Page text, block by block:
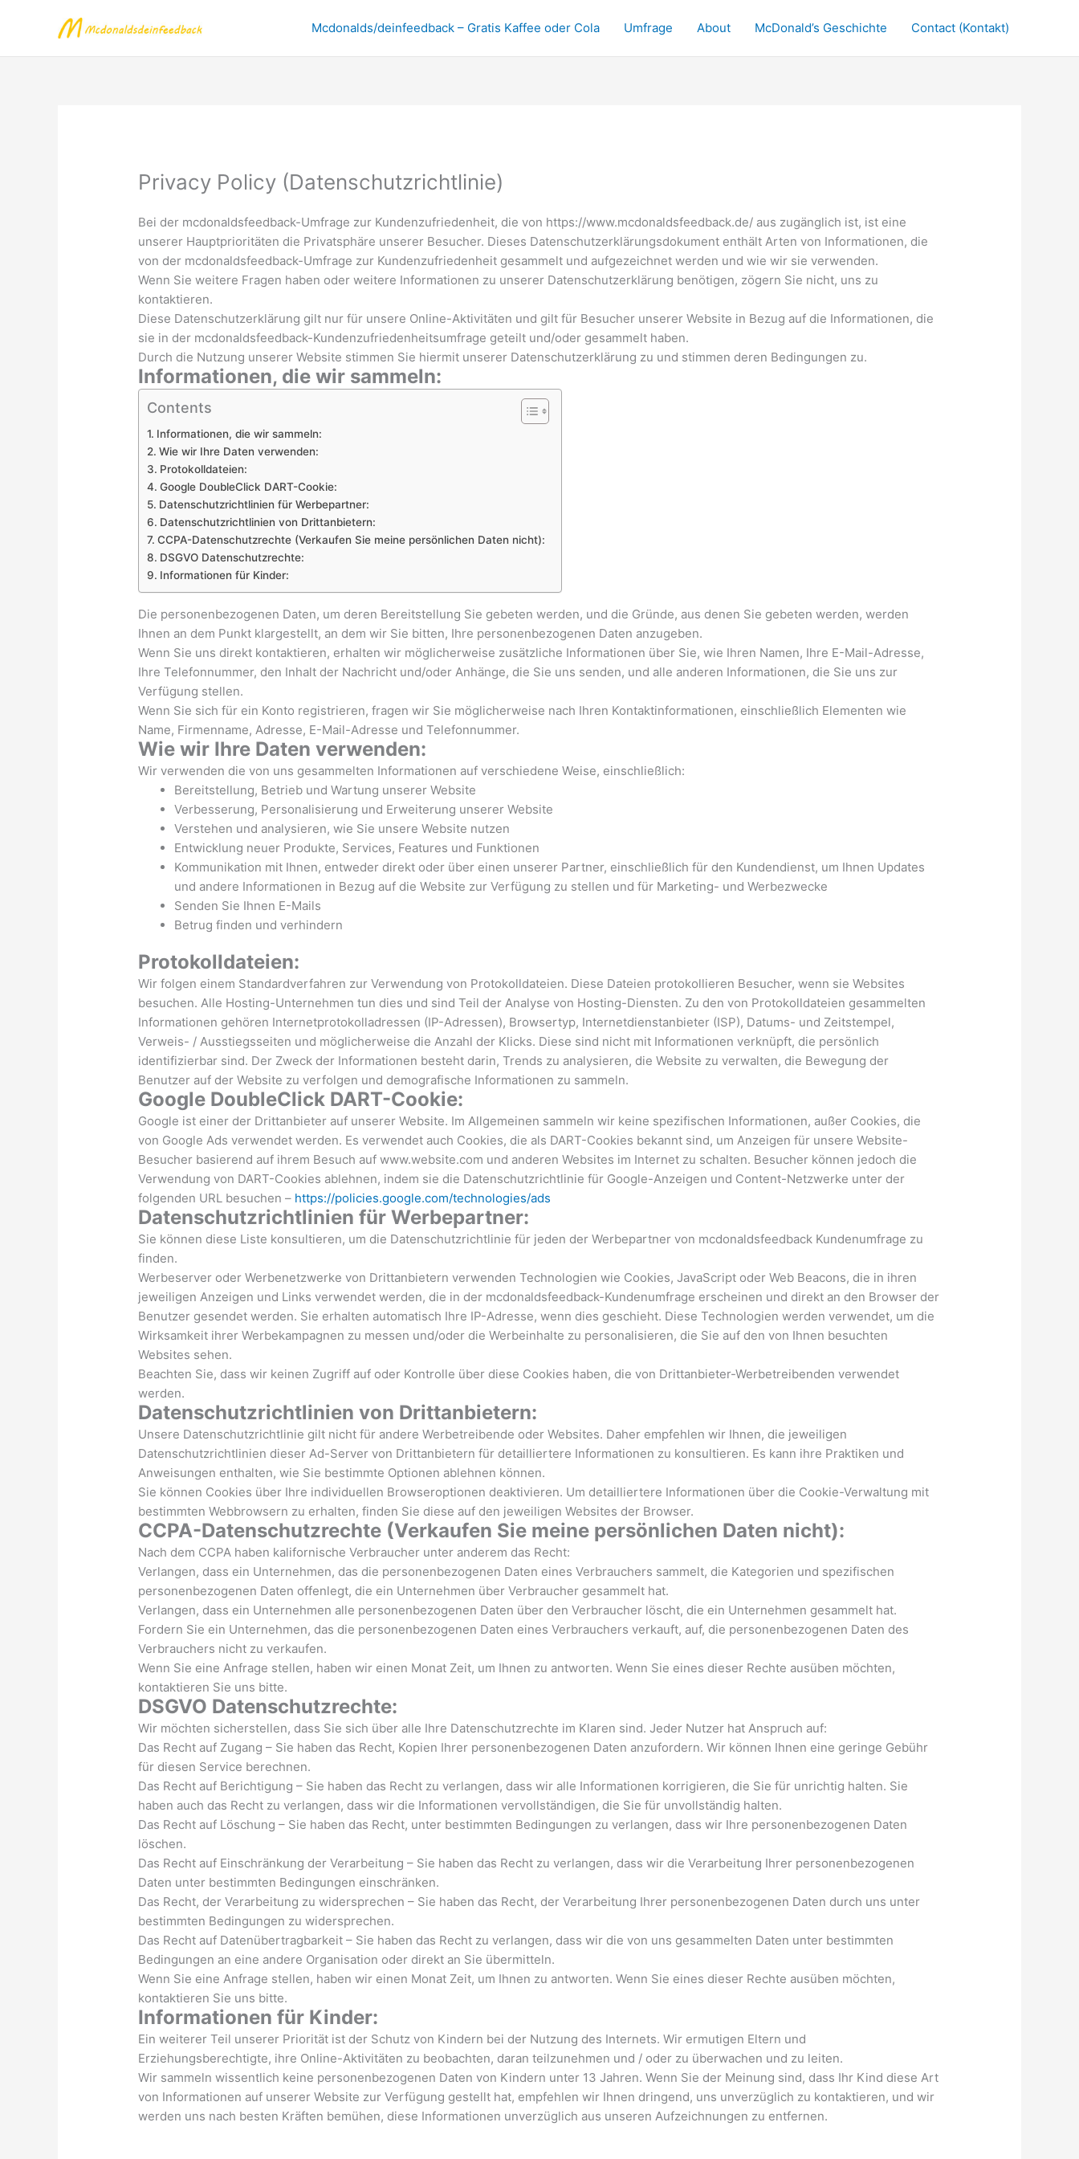
Mcdonalds/deinfeedback – Gratis Kaffee oder Cola Umfrage About McDonald’s Geschichte Contact (Kontakt)
Privacy Policy (Datenschutzrichtlinie)
Bei der mcdonaldsfeedback-Umfrage zur Kundenzufriedenheit, die von https://www.mcdonaldsfeedback.de/ aus zugänglich ist, ist eine
unserer Hauptprioritäten die Privatsphäre unserer Besucher. Dieses Datenschutzerklärungsdokument enthält Arten von Informationen, die
von der mcdonaldsfeedback-Umfrage zur Kundenzufriedenheit gesammelt und aufgezeichnet werden und wie wir sie verwenden.
Wenn Sie weitere Fragen haben oder weitere Informationen zu unserer Datenschutzerklärung benötigen, zögern Sie nicht, uns zu
kontaktieren.
Diese Datenschutzerklärung gilt nur für unsere Online-Aktivitäten und gilt für Besucher unserer Website in Bezug auf die Informationen, die
sie in der mcdonaldsfeedback-Kundenzufriedenheitsumfrage geteilt und/oder gesammelt haben.
Durch die Nutzung unserer Website stimmen Sie hiermit unserer Datenschutzerklärung zu und stimmen deren Bedingungen zu.
Informationen, die wir sammeln:
Contents
Informationen, die wir sammeln:
Wie wir Ihre Daten verwenden:
Protokolldateien:
Google DoubleClick DART-Cookie:
Datenschutzrichtlinien für Werbepartner:
Datenschutzrichtlinien von Drittanbietern:
CCPA-Datenschutzrechte (Verkaufen Sie meine persönlichen Daten nicht):
DSGVO Datenschutzrechte:
Informationen für Kinder:
Die personenbezogenen Daten, um deren Bereitstellung Sie gebeten werden, und die Gründe, aus denen Sie gebeten werden, werden
Ihnen an dem Punkt klargestellt, an dem wir Sie bitten, Ihre personenbezogenen Daten anzugeben.
Wenn Sie uns direkt kontaktieren, erhalten wir möglicherweise zusätzliche Informationen über Sie, wie Ihren Namen, Ihre E-Mail-Adresse,
Ihre Telefonnummer, den Inhalt der Nachricht und/oder Anhänge, die Sie uns senden, und alle anderen Informationen, die Sie uns zur
Verfügung stellen.
Wenn Sie sich für ein Konto registrieren, fragen wir Sie möglicherweise nach Ihren Kontaktinformationen, einschließlich Elementen wie
Name, Firmenname, Adresse, E-Mail-Adresse und Telefonnummer.
Wie wir Ihre Daten verwenden:
Wir verwenden die von uns gesammelten Informationen auf verschiedene Weise, einschließlich:
Bereitstellung, Betrieb und Wartung unserer Website
Verbesserung, Personalisierung und Erweiterung unserer Website
Verstehen und analysieren, wie Sie unsere Website nutzen
Entwicklung neuer Produkte, Services, Features und Funktionen
Kommunikation mit Ihnen, entweder direkt oder über einen unserer Partner, einschließlich für den Kundendienst, um Ihnen Updates
und andere Informationen in Bezug auf die Website zur Verfügung zu stellen und für Marketing- und Werbezwecke
Senden Sie Ihnen E-Mails
Betrug finden und verhindern
Protokolldateien:
Wir folgen einem Standardverfahren zur Verwendung von Protokolldateien. Diese Dateien protokollieren Besucher, wenn sie Websites
besuchen. Alle Hosting-Unternehmen tun dies und sind Teil der Analyse von Hosting-Diensten. Zu den von Protokolldateien gesammelten
Informationen gehören Internetprotokolladressen (IP-Adressen), Browsertyp, Internetdienstanbieter (ISP), Datums- und Zeitstempel,
Verweis- / Ausstiegsseiten und möglicherweise die Anzahl der Klicks. Diese sind nicht mit Informationen verknüpft, die persönlich
identifizierbar sind. Der Zweck der Informationen besteht darin, Trends zu analysieren, die Website zu verwalten, die Bewegung der
Benutzer auf der Website zu verfolgen und demografische Informationen zu sammeln.
Google DoubleClick DART-Cookie:
Google ist einer der Drittanbieter auf unserer Website. Im Allgemeinen sammeln wir keine spezifischen Informationen, außer Cookies, die
von Google Ads verwendet werden. Es verwendet auch Cookies, die als DART-Cookies bekannt sind, um Anzeigen für unsere Website-
Besucher basierend auf ihrem Besuch auf www.website.com und anderen Websites im Internet zu schalten. Besucher können jedoch die
Verwendung von DART-Cookies ablehnen, indem sie die Datenschutzrichtlinie für Google-Anzeigen und Content-Netzwerke unter der
folgenden URL besuchen – https://policies.google.com/technologies/ads
Datenschutzrichtlinien für Werbepartner:
Sie können diese Liste konsultieren, um die Datenschutzrichtlinie für jeden der Werbepartner von mcdonaldsfeedback Kundenumfrage zu
finden.
Werbeserver oder Werbenetzwerke von Drittanbietern verwenden Technologien wie Cookies, JavaScript oder Web Beacons, die in ihren
jeweiligen Anzeigen und Links verwendet werden, die in der mcdonaldsfeedback-Kundenumfrage erscheinen und direkt an den Browser der
Benutzer gesendet werden. Sie erhalten automatisch Ihre IP-Adresse, wenn dies geschieht. Diese Technologien werden verwendet, um die
Wirksamkeit ihrer Werbekampagnen zu messen und/oder die Werbeinhalte zu personalisieren, die Sie auf den von Ihnen besuchten
Websites sehen.
Beachten Sie, dass wir keinen Zugriff auf oder Kontrolle über diese Cookies haben, die von Drittanbieter-Werbetreibenden verwendet
werden.
Datenschutzrichtlinien von Drittanbietern:
Unsere Datenschutzrichtlinie gilt nicht für andere Werbetreibende oder Websites. Daher empfehlen wir Ihnen, die jeweiligen
Datenschutzrichtlinien dieser Ad-Server von Drittanbietern für detailliertere Informationen zu konsultieren. Es kann ihre Praktiken und
Anweisungen enthalten, wie Sie bestimmte Optionen ablehnen können.
Sie können Cookies über Ihre individuellen Browseroptionen deaktivieren. Um detailliertere Informationen über die Cookie-Verwaltung mit
bestimmten Webbrowsern zu erhalten, finden Sie diese auf den jeweiligen Websites der Browser.
CCPA-Datenschutzrechte (Verkaufen Sie meine persönlichen Daten nicht):
Nach dem CCPA haben kalifornische Verbraucher unter anderem das Recht:
Verlangen, dass ein Unternehmen, das die personenbezogenen Daten eines Verbrauchers sammelt, die Kategorien und spezifischen
personenbezogenen Daten offenlegt, die ein Unternehmen über Verbraucher gesammelt hat.
Verlangen, dass ein Unternehmen alle personenbezogenen Daten über den Verbraucher löscht, die ein Unternehmen gesammelt hat.
Fordern Sie ein Unternehmen, das die personenbezogenen Daten eines Verbrauchers verkauft, auf, die personenbezogenen Daten des
Verbrauchers nicht zu verkaufen.
Wenn Sie eine Anfrage stellen, haben wir einen Monat Zeit, um Ihnen zu antworten. Wenn Sie eines dieser Rechte ausüben möchten,
kontaktieren Sie uns bitte.
DSGVO Datenschutzrechte:
Wir möchten sicherstellen, dass Sie sich über alle Ihre Datenschutzrechte im Klaren sind. Jeder Nutzer hat Anspruch auf:
Das Recht auf Zugang – Sie haben das Recht, Kopien Ihrer personenbezogenen Daten anzufordern. Wir können Ihnen eine geringe Gebühr
für diesen Service berechnen.
Das Recht auf Berichtigung – Sie haben das Recht zu verlangen, dass wir alle Informationen korrigieren, die Sie für unrichtig halten. Sie
haben auch das Recht zu verlangen, dass wir die Informationen vervollständigen, die Sie für unvollständig halten.
Das Recht auf Löschung – Sie haben das Recht, unter bestimmten Bedingungen zu verlangen, dass wir Ihre personenbezogenen Daten
löschen.
Das Recht auf Einschränkung der Verarbeitung – Sie haben das Recht zu verlangen, dass wir die Verarbeitung Ihrer personenbezogenen
Daten unter bestimmten Bedingungen einschränken.
Das Recht, der Verarbeitung zu widersprechen – Sie haben das Recht, der Verarbeitung Ihrer personenbezogenen Daten durch uns unter
bestimmten Bedingungen zu widersprechen.
Das Recht auf Datenübertragbarkeit – Sie haben das Recht zu verlangen, dass wir die von uns gesammelten Daten unter bestimmten
Bedingungen an eine andere Organisation oder direkt an Sie übermitteln.
Wenn Sie eine Anfrage stellen, haben wir einen Monat Zeit, um Ihnen zu antworten. Wenn Sie eines dieser Rechte ausüben möchten,
kontaktieren Sie uns bitte.
Informationen für Kinder:
Ein weiterer Teil unserer Priorität ist der Schutz von Kindern bei der Nutzung des Internets. Wir ermutigen Eltern und
Erziehungsberechtigte, ihre Online-Aktivitäten zu beobachten, daran teilzunehmen und / oder zu überwachen und zu leiten.
Wir sammeln wissentlich keine personenbezogenen Daten von Kindern unter 13 Jahren. Wenn Sie der Meinung sind, dass Ihr Kind diese Art
von Informationen auf unserer Website zur Verfügung gestellt hat, empfehlen wir Ihnen dringend, uns unverzüglich zu kontaktieren, und wir
werden uns nach besten Kräften bemühen, diese Informationen unverzüglich aus unseren Aufzeichnungen zu entfernen.